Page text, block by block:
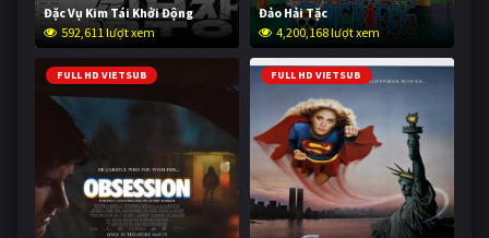
Đặc Vụ Kim Tái Khởi Động
592,611 lượt xem
Đảo Hải Tặc
4,200,168 lượt xem
FULL HD VIETSUB FULL HD VIETSUB